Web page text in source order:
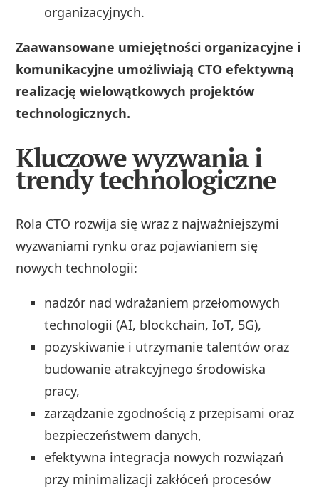
organizacyjnych.
Zaawansowane umiejętności organizacyjne i
komunikacyjne umożliwiają CTO efektywną
realizację wielowątkowych projektów
technologicznych.
Kluczowe wyzwania i
trendy technologiczne
Rola CTO rozwija się wraz z najważniejszymi
wyzwaniami rynku oraz pojawianiem się
nowych technologii:
nadzór nad wdrażaniem przełomowych
technologii (AI, blockchain, IoT, 5G),
pozyskiwanie i utrzymanie talentów oraz
budowanie atrakcyjnego środowiska
pracy,
zarządzanie zgodnością z przepisami oraz
bezpieczeństwem danych,
efektywna integracja nowych rozwiązań
przy minimalizacji zakłóceń procesów